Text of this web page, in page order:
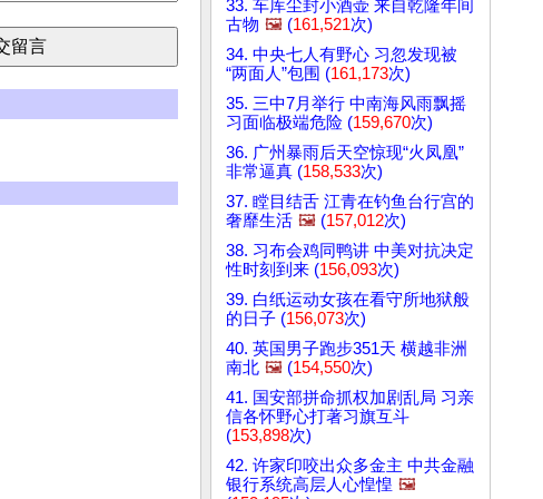
33. 车库尘封小酒壶 来自乾隆年间
古物 🖼️ (161,521次)
34. 中央七人有野心 习忽发现被
“两面人”包围 (161,173次)
35. 三中7月举行 中南海风雨飘摇
习面临极端危险 (159,670次)
36. 广州暴雨后天空惊现“火凤凰”
非常逼真 (158,533次)
37. 瞠目结舌 江青在钓鱼台行宫的
奢靡生活 🖼️ (157,012次)
38. 习布会鸡同鸭讲 中美对抗决定
性时刻到来 (156,093次)
39. 白纸运动女孩在看守所地狱般
的日子 (156,073次)
40. 英国男子跑步351天 横越非洲
南北 🖼️ (154,550次)
41. 国安部拼命抓权加剧乱局 习亲
信各怀野心打著习旗互斗
(153,898次)
42. 许家印咬出众多金主 中共金融
银行系统高层人心惶惶 🖼️